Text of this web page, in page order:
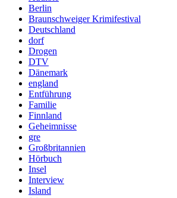
Berlin
Braunschweiger Krimifestival
Deutschland
dorf
Drogen
DTV
Dänemark
england
Entführung
Familie
Finnland
Geheimnisse
gre
Großbritannien
Hörbuch
Insel
Interview
Island